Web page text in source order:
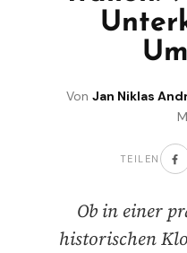
Von Jan Niklas
TEILEN
Ob in einer
historischen